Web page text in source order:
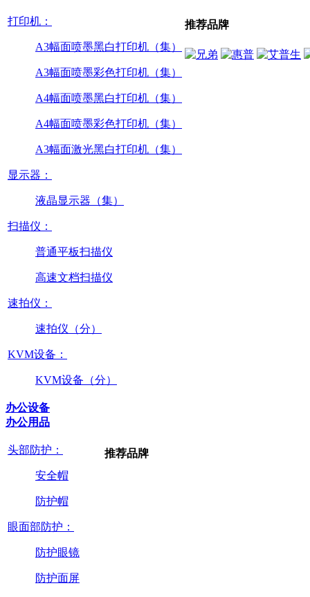
打印机：
A3幅面喷墨黑白打印机（集）
A3幅面喷墨彩色打印机（集）
A4幅面喷墨黑白打印机（集）
A4幅面喷墨彩色打印机（集）
A3幅面激光黑白打印机（集）
显示器：
液晶显示器（集）
扫描仪：
普通平板扫描仪
高速文档扫描仪
速拍仪：
速拍仪（分）
KVM设备：
KVM设备（分）
推荐品牌
办公设备
办公用品
头部防护：
安全帽
防护帽
眼面部防护：
防护眼镜
防护面屏
推荐品牌